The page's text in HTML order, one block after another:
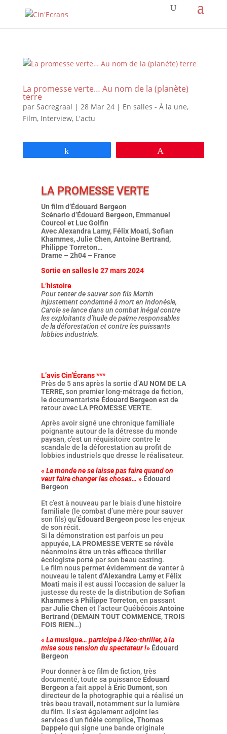
La promesse verte… Au nom de la (planète)
terre
par Sacregraal | 28 Mar 24| En salles - À la une,
Film, Interview, L'actu
LA PROMESSE VERTE
Un film d’Édouard Bergeon
Scénario d’Édouard Bergeon, Emmanuel
Courcol et Luc Golfin
Avec Alexandra Lamy, Félix Moati, Sofian
Khammes, Julie Chen, Antoine Bertrand,
Philippe Torreton…
Drame – 2h04 – France
Sortie en salles le 27 mars 2024
L’histoire
Pour tenter de sauver son fils Martin
injustement condamné à mort en Indonésie,
Carole se lance dans un combat inégal contre
les exploitants d’huile de palme responsables
de la déforestation et contre les puissants
lobbies industriels.
L’avis Cin’Écrans ***
Près de 5 ans après la sortie d’AU NOM DE LA
TERRE, son premier long-métrage de fiction,
le documentariste Édouard Bergeon est de
retour avec LA PROMESSE VERTE.
Après avoir signé une chronique familiale
poignante autour de la détresse du monde
paysan, c’est un réquisitoire contre le
scandale de la déforestation au profit de
lobbies industriels que dresse le réalisateur.
« Le monde ne se laisse pas faire quand on
veut faire changer les choses… »Édouard
Bergeon
Et c’est à nouveau par le biais d’une histoire
familiale (le combat d’une mère pour sauver
son fils) qu’Édouard Bergeon pose les enjeux
de son récit.
Si la démonstration est parfois un peu
appuyée, LA PROMESSE VERTEse révèle
néanmoins être un très efficace thriller
écologiste porté par son beau casting.
Le film nous permet évidemment de vanter à
nouveau le talentd’Alexandra Lamyet Félix
Moati mais il est aussi l’occasion de saluer la
justesse du reste de la distribution de Sofian
Khammesà Philippe Torreton, en passant
parJulie Chen et l’acteur QuébécoisAntoine
Bertrand (DEMAIN TOUT COMMENCE,TROIS
FOIS RIEN…)
« La musique… participe à l’éco-thriller, à la
mise sous tension du spectateur !»Édouard
Bergeon
Pour donner à ce film de fiction, très
documenté, toute sa puissance Édouard
Bergeon a fait appel à Éric Dumont, son
directeur de la photographie qui a réalisé un
très beau travail, notamment sur la lumière
du film. Il s’est également adjoint les
services d’un fidèle complice,Thomas
Dappeloqui signe une bande originale